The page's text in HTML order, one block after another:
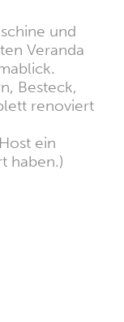
und
Veranda
Besteck,
renoviert
ein
haben.)